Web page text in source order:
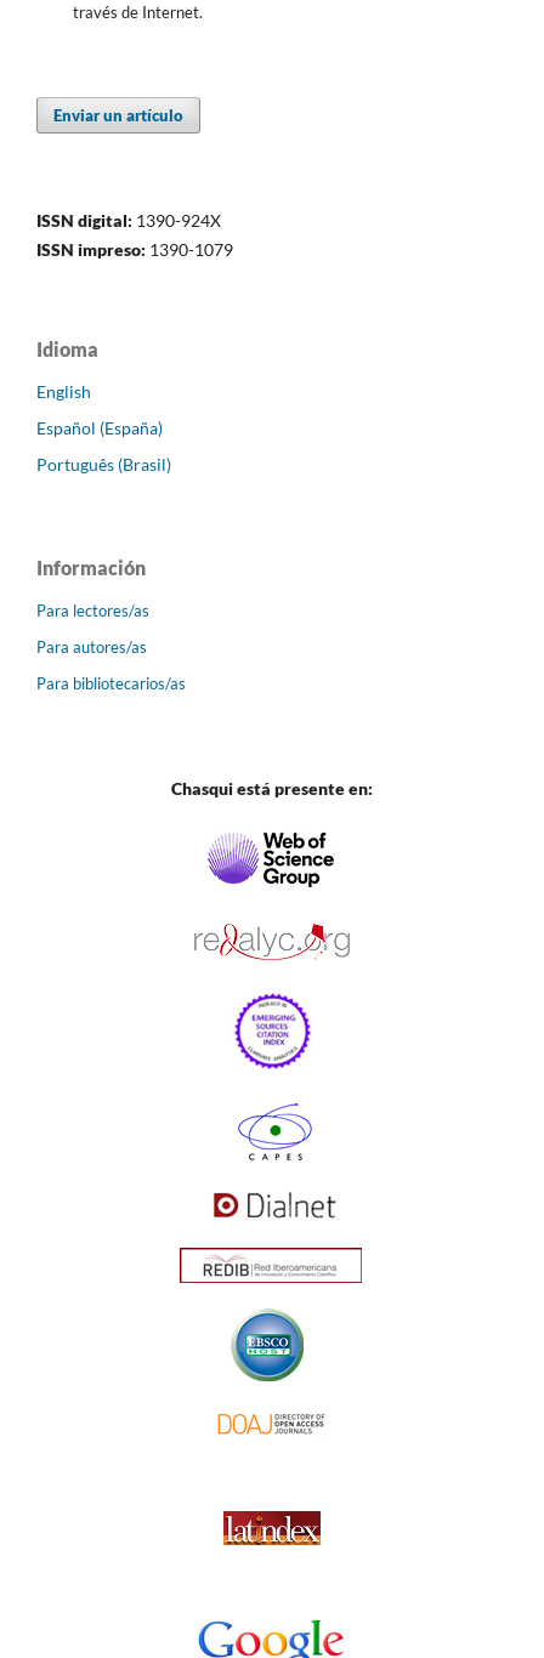
través de Internet.
Enviar un artículo
ISSN digital: 1390-924X
ISSN impreso: 1390-1079
Idioma
English
Español (España)
Português (Brasil)
Información
Para lectores/as
Para autores/as
Para bibliotecarios/as
Chasqui está presente en: